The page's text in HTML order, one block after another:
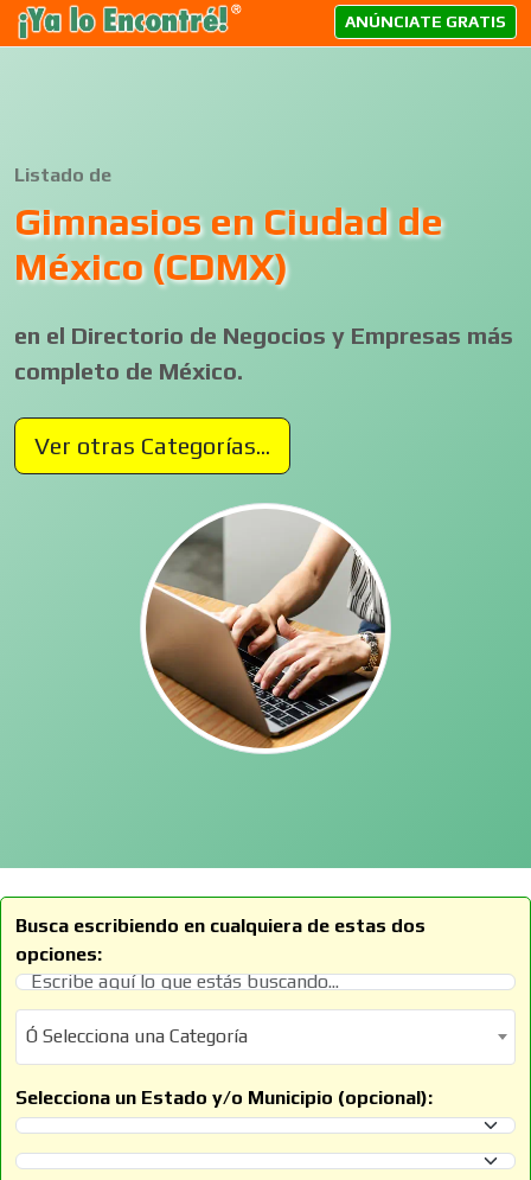
ANÚNCIATE GRATIS
Listado de
Gimnasios en Ciudad de
México (CDMX)
en el Directorio de Negocios y Empresas más
completo de México.
Ver otras Categorías...
Busca escribiendo en cualquiera de estas dos
opciones:
Ó Selecciona una Categoría
Ó Selecciona una Categoría
Selecciona un Estado y/o Municipio (opcional):
Selecciona un Estado
Selecciona un Municipio